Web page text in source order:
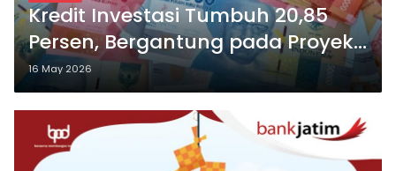
Kredit Investasi Tumbuh 20,85
Persen, Bergantung pada Proyek
Pemerintah
16 May 2026